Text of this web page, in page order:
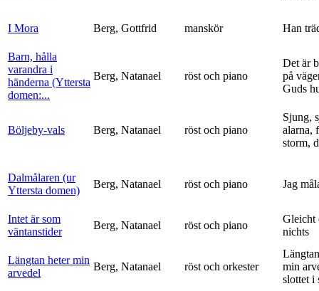
I Mora Berg, Gottfrid manskör Han
Barn, hålla
varandra i
händerna (Yttersta
domen:...
Berg, Natanael röst och piano
Det är
på
Guds
Böljeby-vals Berg, Natanael röst och piano
Sjung,
alarna,
storm,
Dalmålaren (ur
Yttersta domen)
Berg, Natanael röst och piano Jag
Intet är som
väntanstider
Berg, Natanael röst och piano
Gleicht
nichts
Längtan heter min
arvedel
Berg, Natanael röst och orkester
min
slottet i